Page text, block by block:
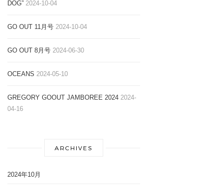
DOG” 2024-10-04
GO OUT 11月号 2024-10-04
GO OUT 8月号 2024-06-30
OCEANS 2024-05-10
GREGORY GOOUT JAMBOREE 2024 2024-
04-16
ARCHIVES
2024年10月